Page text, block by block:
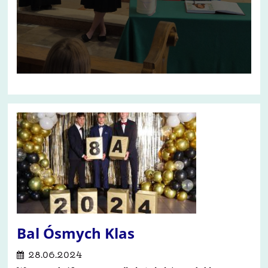
Bal Ósmych Klas
28.06.2024